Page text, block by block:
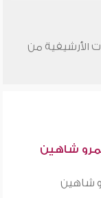
الأرشيفية من
شاهين
شاهين